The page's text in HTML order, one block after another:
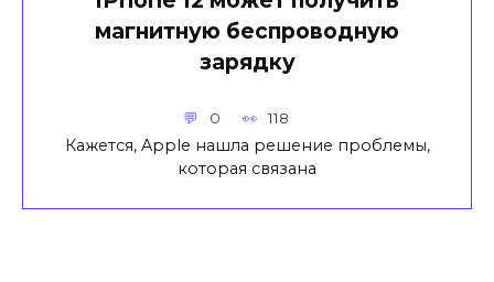
магнитную беспроводную
зарядку
0 118
Кажется, Apple нашла решение проблемы,
которая связана